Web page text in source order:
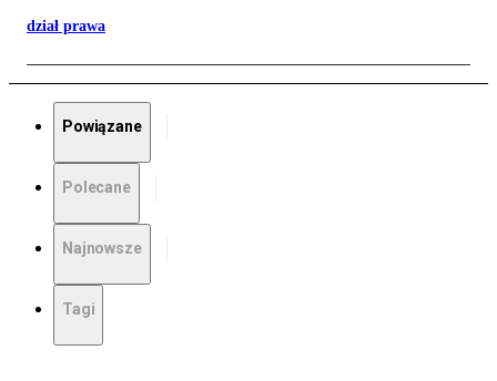
dział prawa
Powiązane
Polecane
Najnowsze
Tagi